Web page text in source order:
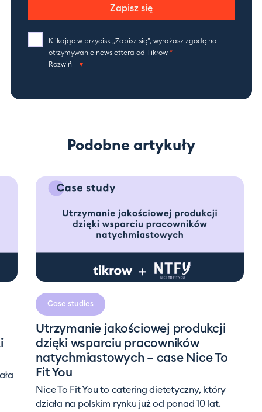
Zapisz się
Klikając w przycisk „Zapisz się”, wyrażasz zgodę na
otrzymywanie newslettera od Tikrow *
Rozwiń
Podobne artykuły
Case studies
Utrzymanie jakościowej produkcji
dzięki wsparciu pracowników
natychmiastowych – case Nice To
Fit You
Nice To Fit You to catering dietetyczny, który
działa na polskim rynku już od ponad 10 lat.